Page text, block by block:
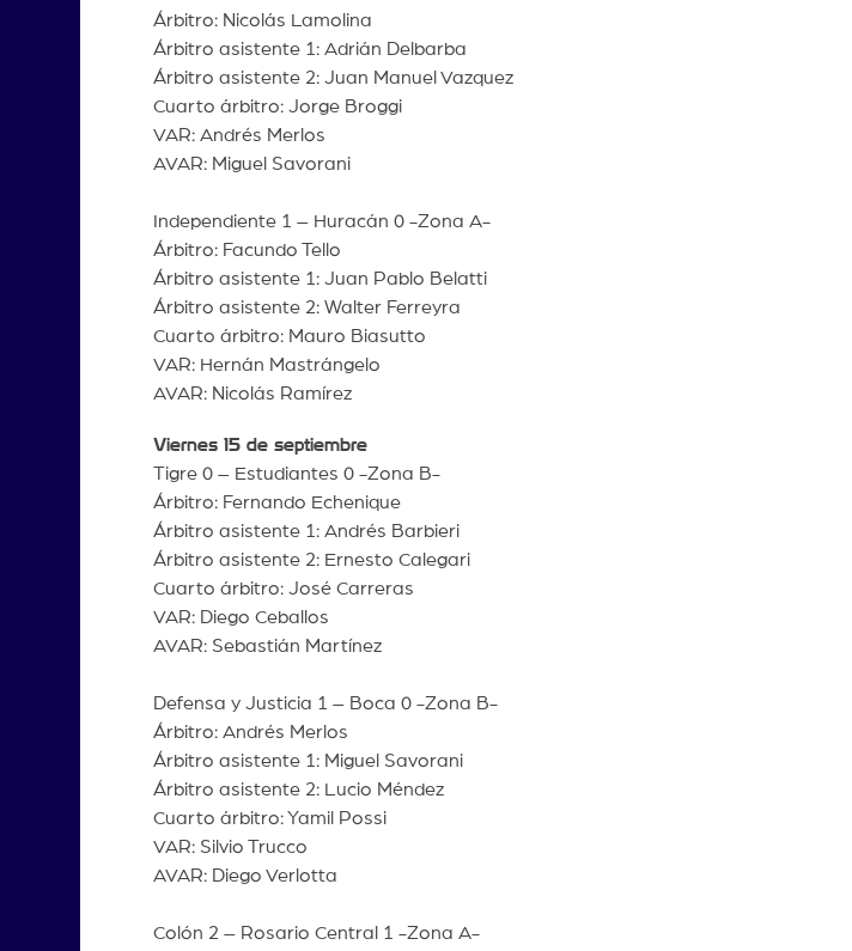
Árbitro: Nicolás Lamolina
Árbitro asistente 1: Adrián Delbarba
Árbitro asistente 2: Juan Manuel Vazquez
Cuarto árbitro: Jorge Broggi
VAR: Andrés Merlos
AVAR: Miguel Savorani
Independiente 1 – Huracán 0 -Zona A-
Árbitro: Facundo Tello
Árbitro asistente 1: Juan Pablo Belatti
Árbitro asistente 2: Walter Ferreyra
Cuarto árbitro: Mauro Biasutto
VAR: Hernán Mastrángelo
AVAR: Nicolás Ramírez
Viernes 15 de septiembre
Tigre 0 – Estudiantes 0 -Zona B-
Árbitro: Fernando Echenique
Árbitro asistente 1: Andrés Barbieri
Árbitro asistente 2: Ernesto Calegari
Cuarto árbitro: José Carreras
VAR: Diego Ceballos
AVAR: Sebastián Martínez
Defensa y Justicia 1 – Boca 0 -Zona B-
Árbitro: Andrés Merlos
Árbitro asistente 1: Miguel Savorani
Árbitro asistente 2: Lucio Méndez
Cuarto árbitro: Yamil Possi
VAR: Silvio Trucco
AVAR: Diego Verlotta
Colón 2 – Rosario Central 1 -Zona A-